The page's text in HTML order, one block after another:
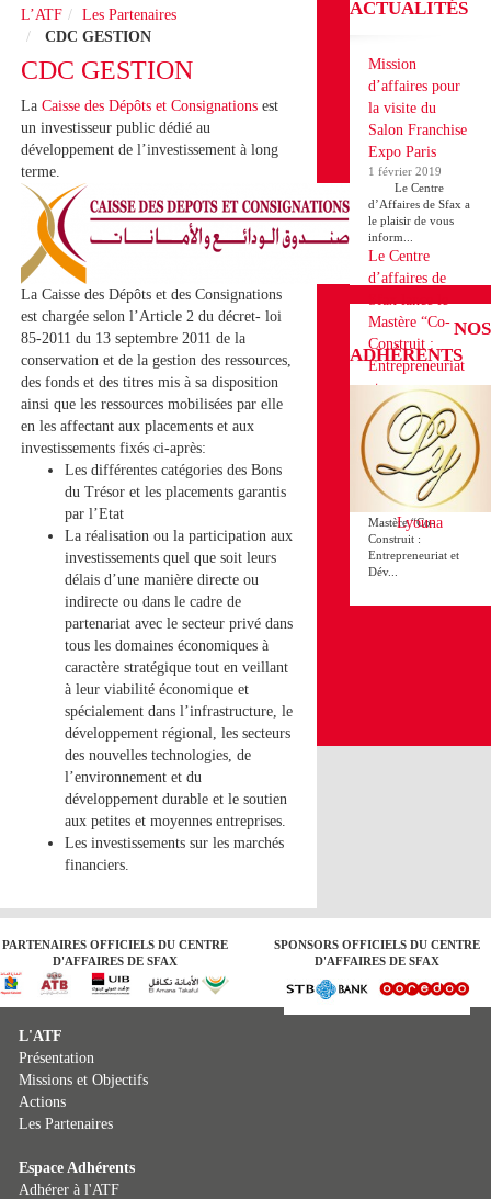
L’ATF
Les Partenaires
CDC GESTION
CDC GESTION
La Caisse des Dépôts et Consignations est
un investisseur public dédié au
développement de l’investissement à long
terme.
La Caisse des Dépôts et des Consignations
est chargée selon l’Article 2 du décret- loi
85-2011 du 13 septembre 2011 de la
conservation et de la gestion des ressources,
des fonds et des titres mis à sa disposition
ainsi que les ressources mobilisées par elle
en les affectant aux placements et aux
investissements fixés ci-après:
Les différentes catégories des Bons
du Trésor et les placements garantis
par l’Etat
La réalisation ou la participation aux
investissements quel que soit leurs
délais d’une manière directe ou
indirecte ou dans le cadre de
partenariat avec le secteur privé dans
tous les domaines économiques à
caractère stratégique tout en veillant
à leur viabilité économique et
spécialement dans l’infrastructure, le
développement régional, les secteurs
des nouvelles technologies, de
l’environnement et du
développement durable et le soutien
aux petites et moyennes entreprises.
Les investissements sur les marchés
financiers.
ACTUALITÉS
Mission
d’affaires pour
la visite du
Salon Franchise
Expo Paris
1 février 2019
Le Centre
d’Affaires de Sfax a
le plaisir de vous
inform...
Le Centre
d’affaires de
Sfax lance le
Mastère “Co-
Construit :
Entrepreneuriat
et
Développement
des Projets en
Franchise”
18 décembre 2018
Le Centre d’affaires
de Sfax lance le
Mastère “Co-
Construit :
Entrepreneuriat et
Dév...
NOS
ADHÉRENTS
Lyouna
PARTENAIRES OFFICIELS DU CENTRE
D'AFFAIRES DE SFAX
SPONSORS OFFICIELS DU CENTRE
D'AFFAIRES DE SFAX
L'ATF
Présentation
Missions et Objectifs
Actions
Les Partenaires
Espace Adhérents
Adhérer à l'ATF